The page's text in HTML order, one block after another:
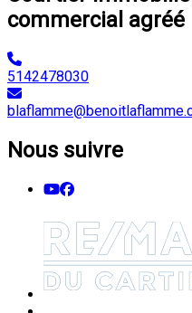
commercial agréé
5142478030
Nous suivre